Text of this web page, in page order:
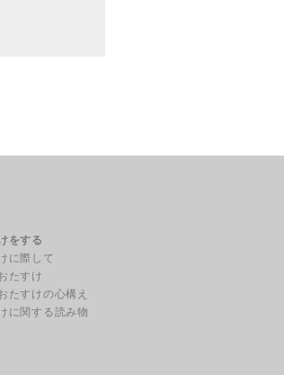
をする
に際して
たすけ
たすけの心構え
に関する読み物